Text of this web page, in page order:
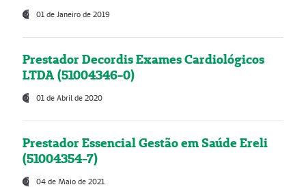
01 de Janeiro de 2019
Prestador Decordis Exames Cardiológicos
LTDA (51004346-0)
01 de Abril de 2020
Prestador Essencial Gestão em Saúde Ereli
(51004354-7)
04 de Maio de 2021